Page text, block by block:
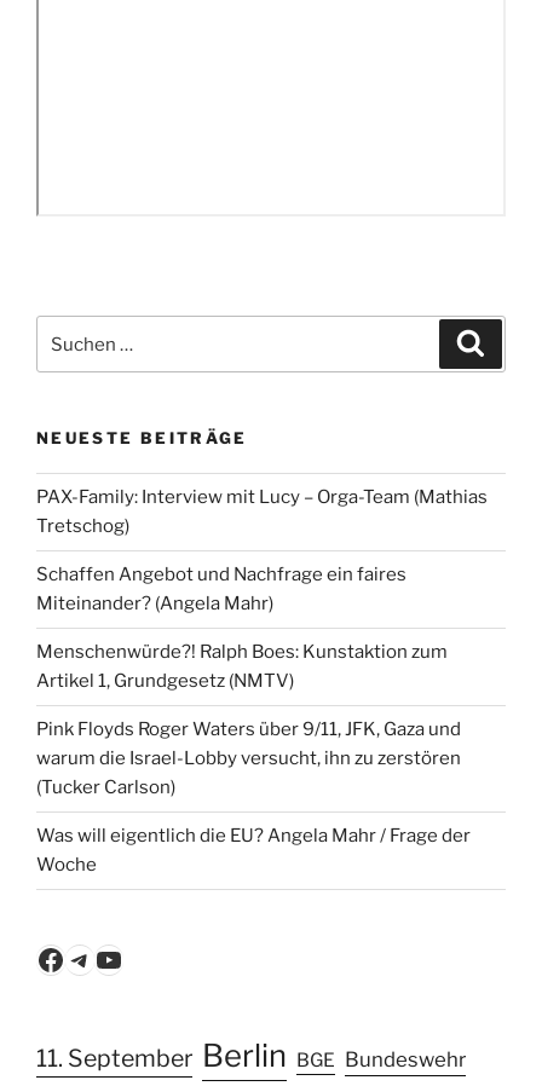
nach:
NEUESTE BEITRÄGE
PAX-Family: Interview mit Lucy – Orga-Team (Mathias
Tretschog)
Schaffen Angebot und Nachfrage ein faires
Miteinander? (Angela Mahr)
Menschenwürde?! Ralph Boes: Kunstaktion zum
Artikel 1, Grundgesetz (NMTV)
Pink Floyds Roger Waters über 9/11, JFK, Gaza und
warum die Israel-Lobby versucht, ihn zu zerstören
(Tucker Carlson)
Was will eigentlich die EU? Angela Mahr / Frage der
Woche
Facebook
Telegram
YouTube
11. September Berlin BGE Bundeswehr